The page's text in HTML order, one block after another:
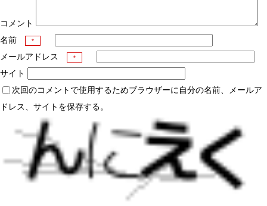
コメント
名前
*
メールアドレス *
サイト
次回のコメントで使用するためブラウザーに自分の名前、メールア
ドレス、サイトを保存する。